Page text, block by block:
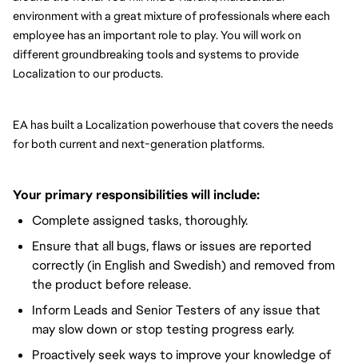
environment with a great mixture of professionals where each
employee has an important role to play. You will work on
different groundbreaking tools and systems to provide
Localization to our products.
EA has built a Localization powerhouse that covers the needs
for both current and next-generation platforms.
Your primary responsibilities will include:
Complete assigned tasks, thoroughly.
Ensure that all bugs, flaws or issues are reported
correctly (in English and Swedish) and removed from
the product before release.
Inform Leads and Senior Testers of any issue that
may slow down or stop testing progress early.
Proactively seek ways to improve your knowledge of